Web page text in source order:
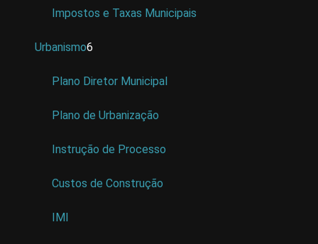
Impostos e Taxas Municipais
Urbanismo6
Plano Diretor Municipal
Plano de Urbanização
Instrução de Processo
Custos de Construção
IMI